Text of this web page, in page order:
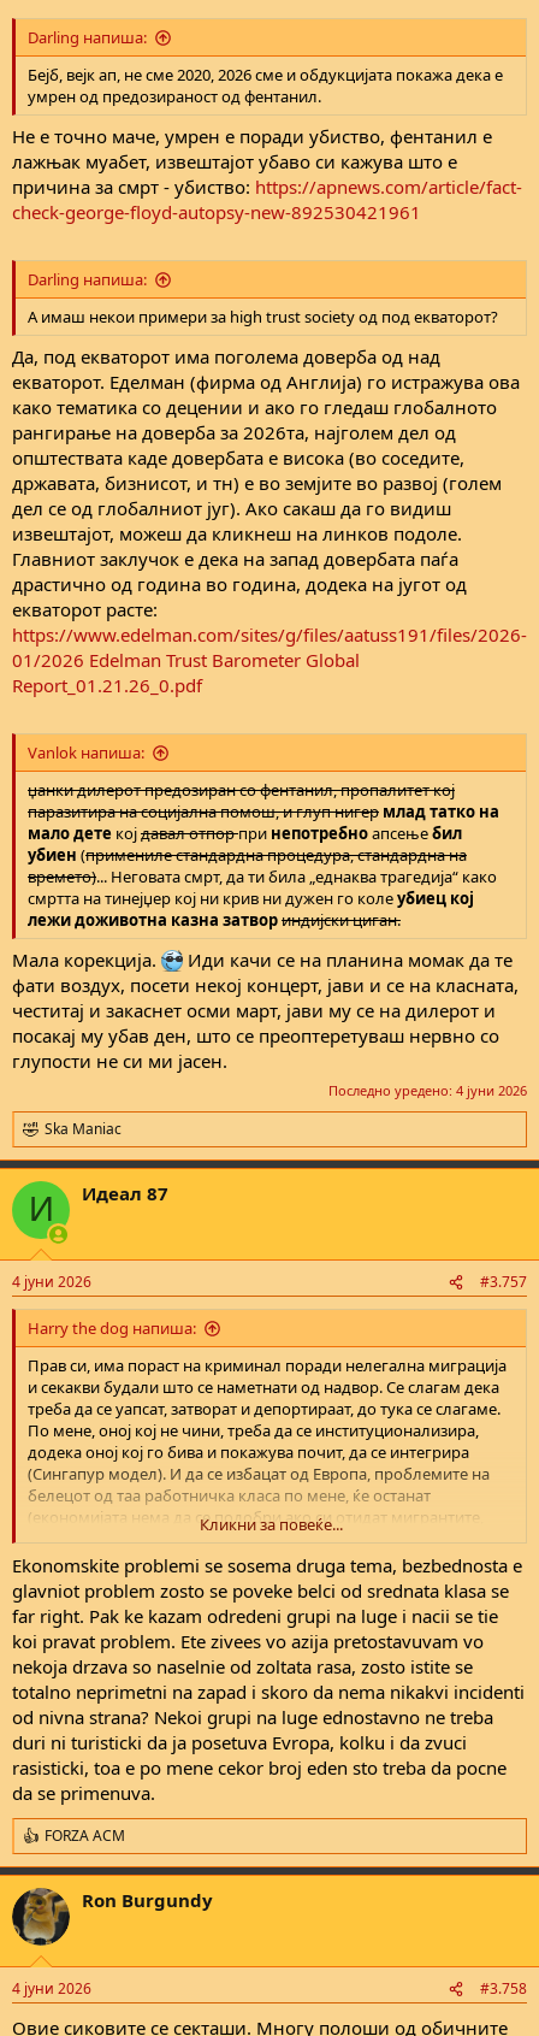
Darling напиша:
Бејб, вејк ап, не сме 2020, 2026 сме и обдукцијата покажа дека е
умрен од предозираност од фентанил.
Не е точно маче, умрен е поради убиство, фентанил е
лажњак муабет, извештајот убаво си кажува што е
причина за смрт - убиство: https://apnews.com/article/fact-
check-george-floyd-autopsy-new-892530421961
Darling напиша:
А имаш некои примери за high trust society од под екваторот?
Да, под екваторот има поголема доверба од над
екваторот. Еделман (фирма од Англија) го истражува ова
како тематика со децении и ако го гледаш глобалното
рангирање на доверба за 2026та, најголем дел од
општествата каде довербата е висока (во соседите,
државата, бизнисот, и тн) е во земјите во развој (голем
дел се од глобалниот југ). Ако сакаш да го видиш
извештајот, можеш да кликнеш на линков подоле.
Главниот заклучок е дека на запад довербата паѓа
драстично од година во година, додека на југот од
екваторот расте:
https://www.edelman.com/sites/g/files/aatuss191/files/2026-
01/2026 Edelman Trust Barometer Global
Report_01.21.26_0.pdf
Vanlok напиша:
џанки дилерот предозиран со фентанил, пропалитет кој
паразитира на социјална помош, и глуп нигер младтатко на
мало дете којдавал отпорпри непотребноапсењебил
убиен (примениле стандардна процедура, стандардна на
времето)... Неговата смрт, да ти била „еднаква трагедија“ како
смртта на тинејџер кој ни крив ни дужен го колеубиец кој
лежи доживотна казна затвориндијски циган.
Мала корекција.
Иди качи се на планина момак да те
фати воздух, посети некој концерт, јави и се на класната,
честитај и закаснет осми март, јави му се на дилерот и
посакај му убав ден, што се преоптеретуваш нервно со
глупости не си ми јасен.
Последно уредено: 4 јуни 2026
R
e
a
c
i
n
s
:
Ska Maniac
И Идеал 87
4 јуни 2026 #3.757
Harry the dog напиша:
Прав си, има пораст на криминал поради нелегална миграција
и секакви будали што се наметнати од надвор. Се слагам дека
треба да се уапсат, затворат и депортираат, до тука се слагаме.
По мене, оној кој не чини, треба да се институционализира,
додека оној кој го бива и покажува почит, да се интегрира
(Сингапур модел). И да се избацат од Европа, проблемите на
белецот од таа работничка класа по мене, ќе останат
(економијата нема да се подобри ако си отидат мигрантите,
ниту пак нешто трошоците за живот ќе се променат, фабриките
што се во Азија и Африка нема да се вратат пошто земјите во
развој се многу поевтини за бизнисот - ова е изворот на
страдањето на Европа). Има проблем со миграција, али не е
причината зошто средната класа во Европа (и други делови од
западот) стагнира и иде надоле (зошто има толкав песимизам).
Не е точно маче, умрен е поради убиство, фентанил е лажњак
муабет, извештајот убаво си кажува што е причина за смрт -
убиство: https://apnews.com/article/fact-check-george-floyd-
autopsy-new-892530421961
Да, под екваторот има поголема доверба од над екваторот.
Еделман (фирма од Англија) го истражува ова како тематика со
децении и ако го гледаш глобалното рангирање на доверба за
2026та, најголем дел од општествата каде довербата е висока
(во соседите, државата, бизнисот, и тн) е во земјите во развој
(голем дел се од глобалниот југ). Ако сакаш да го видиш
извештајот, можеш да кликнеш на линков подоле. Главниот
заклучок е дека на запад довербата паѓа драстично од година
Кликни за повеќе...
Ekonomskite problemi se sosema druga tema, bezbednosta e
glavniot problem zosto se poveke belci od srednata klasa se
far right. Pak ke kazam odredeni grupi na luge i nacii se tie
koi pravat problem. Ete zivees vo azija pretostavuvam vo
nekoja drzava so naselnie od zoltata rasa, zosto istite se
totalno neprimetni na zapad i skoro da nema nikakvi incidenti
od nivna strana? Nekoi grupi na luge ednostavno ne treba
duri ni turisticki da ja posetuva Evropa, kolku i da zvuci
rasisticki, toa e po mene cekor broj eden sto treba da pocne
da se primenuva.
R
e
a
c
t
i
n
s
FORZA ACM
Ron Burgundy
4 јуни 2026 #3.758
Овие сиковите се секташи. Многу полоши од обичните